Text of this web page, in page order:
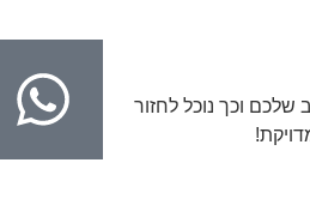
וכך נוכל לחזור